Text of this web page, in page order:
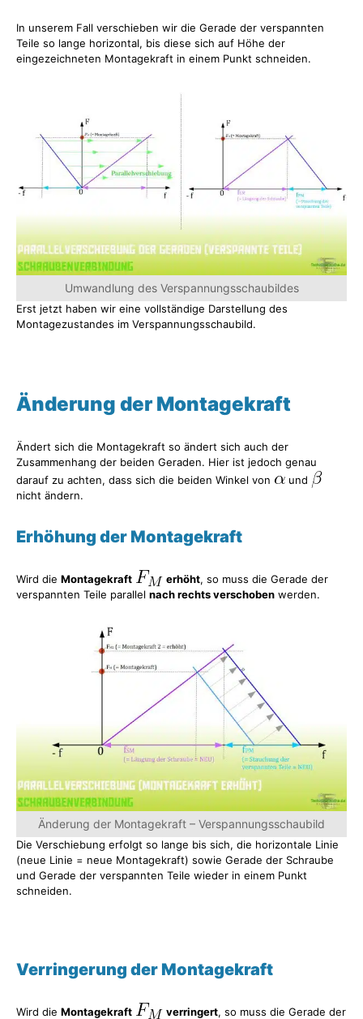
In unserem Fall verschieben wir die Gerade der verspannten
Teile so lange horizontal, bis diese sich auf Höhe der
eingezeichneten Montagekraft in einem Punkt schneiden.
Umwandlung des Verspannungsschaubildes
Erst jetzt haben wir eine vollständige Darstellung des
Montagezustandes im Verspannungsschaubild.
Änderung der Montagekraft
Ändert sich die Montagekraft so ändert sich auch der
Zusammenhang der beiden Geraden. Hier ist jedoch genau
darauf zu achten, dass sich die beiden Winkel von
und
nicht ändern.
Erhöhung der Montagekraft
Wird die Montagekraft erhöht, so muss die Gerade der
verspannten Teile parallel nach rechts verschoben werden.
Änderung der Montagekraft – Verspannungsschaubild
Die Verschiebung erfolgt so lange bis sich, die horizontale Linie
(neue Linie = neue Montagekraft) sowie Gerade der Schraube
und Gerade der verspannten Teile wieder in einem Punkt
schneiden.
Verringerung der Montagekraft
Wird die Montagekraft verringert, so muss die Gerade der